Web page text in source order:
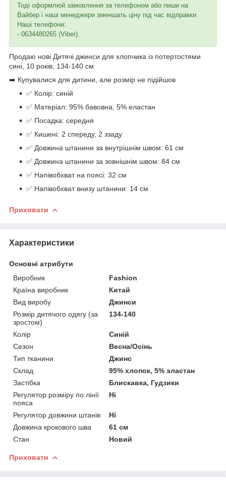
Тоді оформлюй замовлення за телефоном або пиши на
Вайбер і наші менеджери зменшать ціну під час відправки.
Наші телефони:
- 0634480265 (Viber).
Продаю нові Дитячі джинси для хлопчика із потертостями
сині, 10 років, 134-140 см
➡️ Купувалися для дитини, але розмір не підійшов
✅ Колір: синій
✅ Матеріал: 95% бавовна, 5% еластан
✅ Посадка: середня
✅ Кишені: 2 спереду, 2 ззаду
✅ Довжина штанини за внутрішнім швом: 61 см
✅ Довжина штанини за зовнішнім швом: 84 см
✅ Напівобхват на поясі: 32 см
✅ Напівобхват внизу штанини: 14 см
Приховати
Характеристики
Основні атрибути
Виробник
Fashion
Країна виробник
Китай
Вид виробу
Джинси
Розмір дитячого одягу (за
зростом)
134-140
Колір
Синій
Сезон
Весна/Осінь
Тип тканини
Джинс
Склад
95% хлопок, 5% эластан
Застібка
Блискавка, Гудзики
Регулятор розміру по лінії
пояса
Ні
Регулятор довжини штанів
Ні
Довжина крокового шва
61 см
Стан
Новий
Приховати